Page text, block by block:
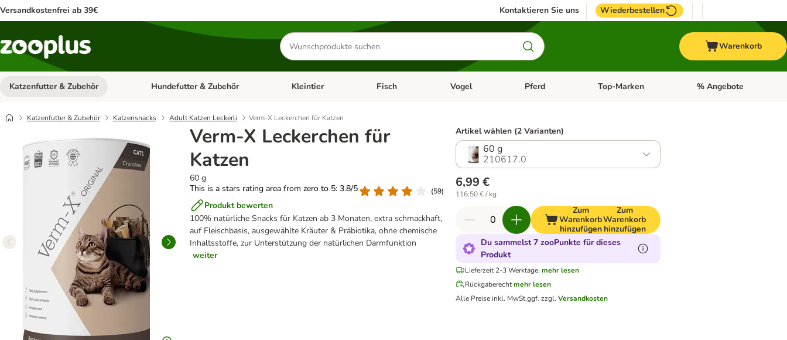
Versandkostenfrei ab 39€ Kontaktieren Sie uns Wiederbestellen
Produkte
suchen
Warenkorb
Katzenfutter & Zubehör Kategorie-Menü öffnen: Katzenfutter & Zubehör
Hundefutter & Zubehör Kategorie-Menü öffnen: Hundefutter & Zubehör
Kleintier Kategorie-Menü öffnen: Kleintier
Fisch Kategorie-Menü öffnen: Fisch
Vogel Kategorie-Menü öffnen: Vogel
Pferd Kategorie-Menü öffnen: Pferd
Top-Marken Kategorie-Menü öffnen:
% Angebote
Katzenfutter & Zubehör Katzensnacks Adult Katzen Leckerli Verm-X Leckerchen für Katzen
Verm-X Leckerchen für
Katzen
60 g
This is a stars rating area from zero to 5: 3.8/5
(59)
Produkt bewerten
100% natürliche Snacks für Katzen ab 3 Monaten, extra schmackhaft,
auf Fleischbasis, ausgewählte Kräuter & Präbiotika, ohne chemische
Inhaltsstoffe, zur Unterstützung der natürlichen Darmfunktion
weiter
Artikel wählen (2 Varianten)
60 g
210617.0
6,99 €
116,50 € / kg
Zum
Warenkorb
hinzufügen
Zum
Warenkorb
hinzufügen
Du sammelst 7 zooPunkte für dieses
Produkt
Lieferzeit 2-3 Werktage. mehr lesen
Rückgaberechtmehr lesen
Alle Preise inkl. MwSt.ggf. zzgl. Versandkosten